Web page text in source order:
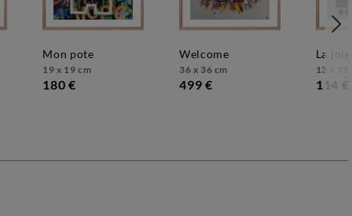
mon pote
19 x 19 cm
180 €
welcome
36 x 36 cm
499 €
la joie
13 x 13
114 €